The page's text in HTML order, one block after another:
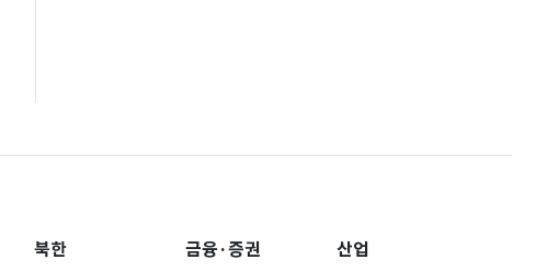
북한 금융·증권 산업